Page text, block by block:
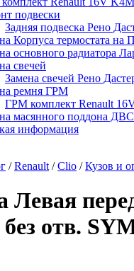
подвески
Задняя подвеска Рено
Корпуса термостата на
основного радиатора
свечей
Замена свечей Рено
ремня ГРМ
ГРМ комплект Renault
масянного поддона
информация
/ Renault / Clio / Кузов и
Левая
отв.